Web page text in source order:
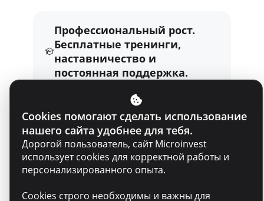
Профессиональный рост.
Бесплатные тренинги,
наставничество и
постоянная поддержка.
Поддержка команды.
Коллеги, которые помогают
и верят в твой успех.
Cookies помогают сделать использование
нашего сайта удобнее для тебя.
Дорогой пользователь, сайт Microinvest
использует cookies для корректной работы и
персонализированного опыта.
Cookies строго необходимы и важны для